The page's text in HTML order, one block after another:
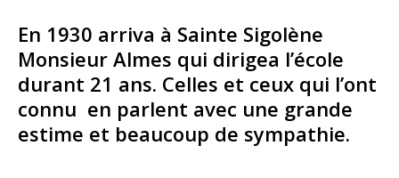
En 1930 arriva à Sainte Sigolène
Monsieur Almes qui dirigea l’école
durant 21 ans. Celles et ceux qui l’ont
connu en parlent avec une grande
estime et beaucoup de sympathie.